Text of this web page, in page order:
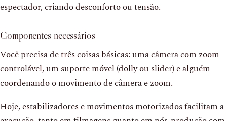
espectador, criando desconforto ou tensão.
Componentes necessários
Você precisa de três coisas básicas: uma câmera com zoom
controlável, um suporte móvel (dolly ou slider) e alguém
coordenando o movimento de câmera e zoom.
Hoje, estabilizadores e movimentos motorizados facilitam a